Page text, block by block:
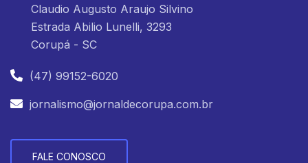
Claudio Augusto Araujo Silvino
Estrada Abilio Lunelli, 3293
Corupá - SC
(47) 99152-6020
jornalismo@jornaldecorupa.com.br
FALE CONOSCO